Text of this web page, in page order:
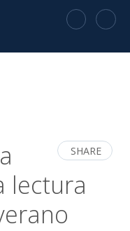
SHARE
lectura